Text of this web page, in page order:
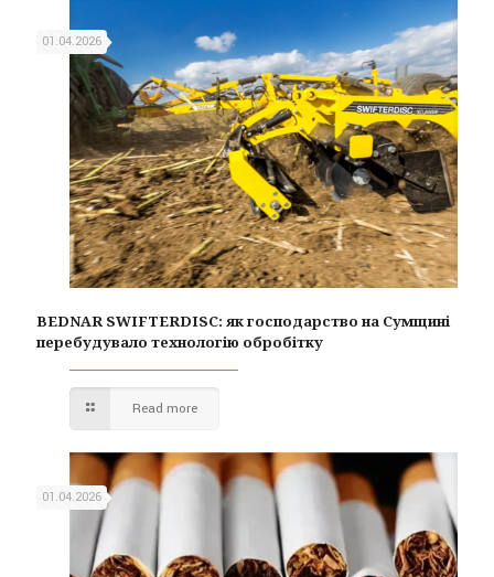
01.04.2026
BEDNAR SWIFTERDISC: як господарство на Сумщині
перебудувало технологію обробітку
Read more
01.04.2026